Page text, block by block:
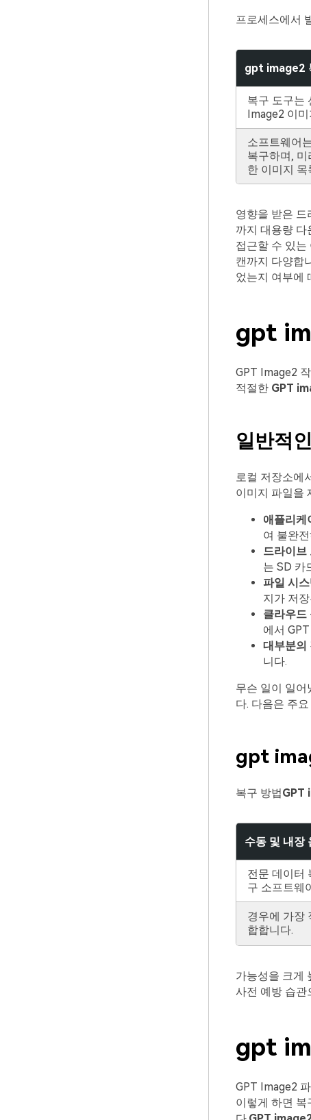
프로세스에서
gpt image2
복구 도구는
Image2 이
소프트웨어
복구하며,
한 이미지 목
영향을 받은 드
까지 대용량 다
접근할 수 있는
캔까지 다양합
었는지 여부에
gpt
GPT Image2
적절한 GPT
일반적
로컬 저장소에
이미지 파일을
애플리케
여 불완
드라이브
는 SD 카
파일 시
지가 저
클라우드
에서
대부분의
니다.
무슨 일이 일어
다. 다음은 주
gpt
복구 방법GPT
수동 및 내장
전문 데이터
구 소프트웨
경우에 가장
합합니다.
가능성을 크게
사전 예방 습관
gpt
GPT Image2
이렇게 하면 복